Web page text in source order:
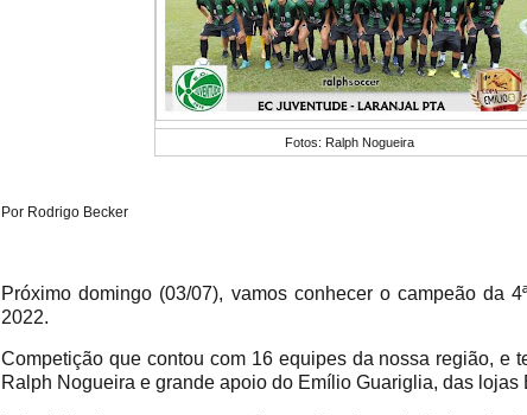
Fotos: Ralph Nogueira
Por Rodrigo Becker
Próximo domingo (03/07), vamos conhecer o campeão da
2022.
Competição que contou com 16 equipes da nossa região, e
Ralph Nogueira e grande apoio do Emílio Guariglia, das lojas